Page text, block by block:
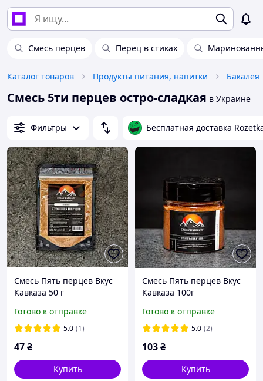
Смесь перцев Перец в стиках
Каталог товаров Продукты питания, напитки Бакалея
Смесь 5ти перцев остро-сладкая в Украине
Фильтры Бесплатная доставка
Смесь Пять перцев Вкус
Кавказа 50 г
Готово к отправке
5.0 (1)
47₴
Купить
Смесь Пять перцев Вкус
Кавказа 100г
Готово к отправке
5.0 (2)
103₴
Купить